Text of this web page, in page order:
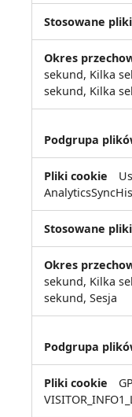
sekund, Kilka
sekund, Kilka
sekund, Kilka
sekund, Sesja